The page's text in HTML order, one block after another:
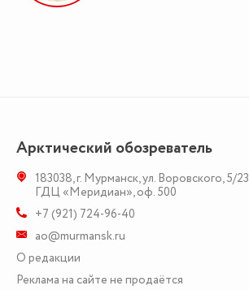
Арктический обозреватель
183038,г. Мурманск,ул. Воровского, 5/23
ГДЦ «Меридиан», оф. 500
+7 (921) 724-96-40
ao@murmansk.ru
О редакции
Реклама на сайте не продаётся